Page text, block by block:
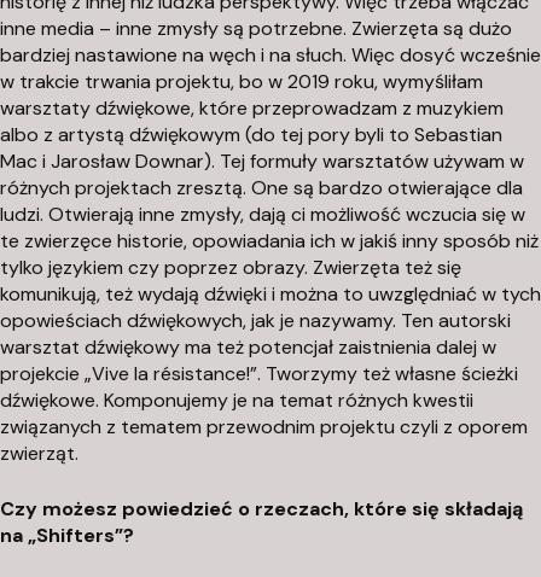
inne media – inne zmysły są potrzebne. Zwierzęta są dużo
bardziej nastawione na węch i na słuch. Więc dosyć wcześnie
w trakcie trwania projektu, bo w 2019 roku, wymyśliłam
warsztaty dźwiękowe, które przeprowadzam z muzykiem
albo z artystą dźwiękowym (do tej pory byli to Sebastian
Mac i Jarosław Downar). Tej formuły warsztatów używam w
różnych projektach zresztą. One są bardzo otwierające dla
ludzi. Otwierają inne zmysły, dają ci możliwość wczucia się w
te zwierzęce historie, opowiadania ich w jakiś inny sposób niż
tylko językiem czy poprzez obrazy. Zwierzęta też się
komunikują, też wydają dźwięki i można to uwzględniać w tych
opowieściach dźwiękowych, jak je nazywamy. Ten autorski
warsztat dźwiękowy ma też potencjał zaistnienia dalej w
projekcie „Vive la résistance!”. Tworzymy też własne ścieżki
dźwiękowe. Komponujemy je na temat różnych kwestii
związanych z tematem przewodnim projektu czyli z oporem
zwierząt.
Czy możesz powiedzieć o rzeczach, które się składają
na „Shifters”?